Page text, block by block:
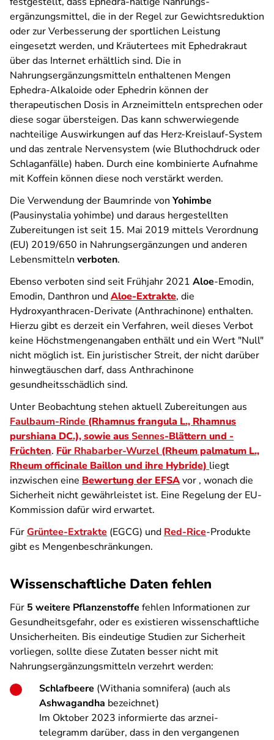
ergänzungsmittel, die in der Regel zur Gewichtsreduktion
oder zur Verbesserung der sportlichen Leistung
eingesetzt werden, und Kräutertees mit Ephedrakraut
über das Internet erhältlich sind. Die in
Nahrungsergänzungsmitteln enthaltenen Mengen
Ephedra-Alkaloide oder Ephedrin können der
therapeutischen Dosis in Arzneimitteln entsprechen oder
diese sogar übersteigen. Das kann schwerwiegende
nachteilige Auswirkungen auf das Herz-Kreislauf-System
und das zentrale Nervensystem (wie Bluthochdruck oder
Schlaganfälle) haben. Durch eine kombinierte Aufnahme
mit Koffein können diese noch verstärkt werden.
Die Verwendung der Baumrinde von Yohimbe
(Pausinystalia yohimbe) und daraus hergestellten
Zubereitungen ist seit 15. Mai 2019 mittels Verordnung
(EU) 2019/650 in Nahrungsergänzungen und anderen
Lebensmitteln verboten.
Ebenso verboten sind seit Frühjahr 2021 Aloe-Emodin,
Emodin, Danthron undAloe-Extrakte, die
Hydroxyanthracen-Derivate (Anthrachinone) enthalten.
Hierzu gibt es derzeit ein Verfahren, weil dieses Verbot
keine Höchstmengenangaben enthält und ein Wert "Null"
nicht möglich ist. Ein juristischer Streit, der nicht darüber
hinwegtäuschen darf, dass Anthrachinone
gesundheitsschädlich sind.
Unter Beobachtung stehen aktuell Zubereitungen aus
Faulbaum-Rinde (Rhamnus frangula L., Rhamnus
purshiana DC.), sowie ausSennes-Blättern und -
Früchten. Für Rhabarber-Wurzel (Rheum palmatum L.,
Rheum officinale Baillon und ihre Hybride) liegt
inzwischen eine Bewertung der EFSAvor , wonach die
Sicherheit nicht gewährleistet ist. Eine Regelung der EU-
Kommission dafür wird erwartet.
FürGrüntee-Extrakte (EGCG) und Red-Rice-Produkte
gibt es Mengenbeschränkungen.
Wissenschaftliche Daten fehlen
Für 5 weitere Pflanzenstoffe fehlen Informationen zur
Gesundheitsgefahr, oder es existieren wissenschaftliche
Unsicherheiten. Bis eindeutige Studien zur Sicherheit
vorliegen, sollte diese Zutaten besser nicht mit
Nahrungsergänzungsmitteln verzehrt werden:
Schlafbeere (Withania somnifera) (auch als
Ashwagandha bezeichnet)
Im Oktober 2023 informierte das arznei-
telegramm darüber, dass in den vergangenen